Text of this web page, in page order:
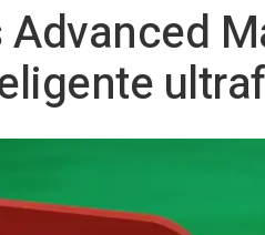
Advanced